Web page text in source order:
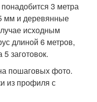
3 метра
мм и деревянные
исходным
длиной 6 метров,
заготовок.
пошаговых фото.
из профиля с